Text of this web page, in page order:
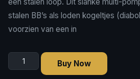
stalen BB’s als loden kogeltjes
voorzien van een in
Daisy
Powerline
Buy Now